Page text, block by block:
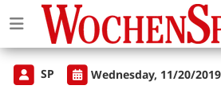
SP Wednesday, 11/20/